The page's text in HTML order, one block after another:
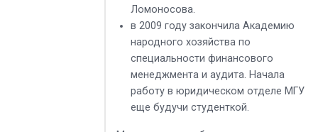
Ломоносова.
в 2009 году закончила Академию
народного хозяйства по
специальности финансового
менеджмента и аудита. Начала
работу в юридическом отделе МГУ
еще будучи студенткой.